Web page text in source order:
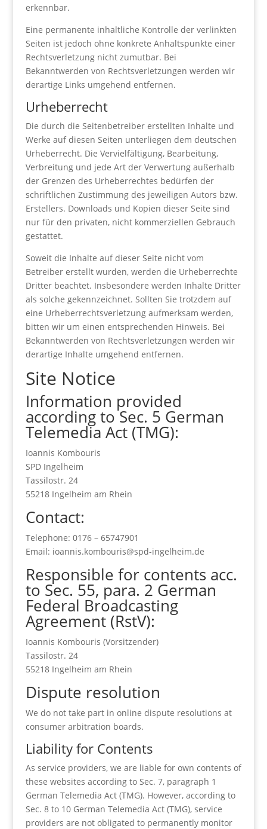
erkennbar.
Eine permanente inhaltliche Kontrolle der verlinkten
Seiten ist jedoch ohne konkrete Anhaltspunkte einer
Rechtsverletzung nicht zumutbar. Bei
Bekanntwerden von Rechtsverletzungen werden wir
derartige Links umgehend entfernen.
Urheberrecht
Die durch die Seitenbetreiber erstellten Inhalte und
Werke auf diesen Seiten unterliegen dem deutschen
Urheberrecht. Die Vervielfältigung, Bearbeitung,
Verbreitung und jede Art der Verwertung außerhalb
der Grenzen des Urheberrechtes bedürfen der
schriftlichen Zustimmung des jeweiligen Autors bzw.
Erstellers. Downloads und Kopien dieser Seite sind
nur für den privaten, nicht kommerziellen Gebrauch
gestattet.
Soweit die Inhalte auf dieser Seite nicht vom
Betreiber erstellt wurden, werden die Urheberrechte
Dritter beachtet. Insbesondere werden Inhalte Dritter
als solche gekennzeichnet. Sollten Sie trotzdem auf
eine Urheberrechtsverletzung aufmerksam werden,
bitten wir um einen entsprechenden Hinweis. Bei
Bekanntwerden von Rechtsverletzungen werden wir
derartige Inhalte umgehend entfernen.
Site Notice
Information provided
according to Sec. 5 German
Telemedia Act (TMG):
Ioannis Kombouris
SPD Ingelheim
Tassilostr. 24
55218 Ingelheim am Rhein
Contact:
Telephone: 0176 – 65747901
Email: ioannis.kombouris@spd-ingelheim.de
Responsible for contents acc.
to Sec. 55, para. 2 German
Federal Broadcasting
Agreement (RstV):
Ioannis Kombouris (Vorsitzender)
Tassilostr. 24
55218 Ingelheim am Rhein
Dispute resolution
We do not take part in online dispute resolutions at
consumer arbitration boards.
Liability for Contents
As service providers, we are liable for own contents of
these websites according to Sec. 7, paragraph 1
German Telemedia Act (TMG). However, according to
Sec. 8 to 10 German Telemedia Act (TMG), service
providers are not obligated to permanently monitor